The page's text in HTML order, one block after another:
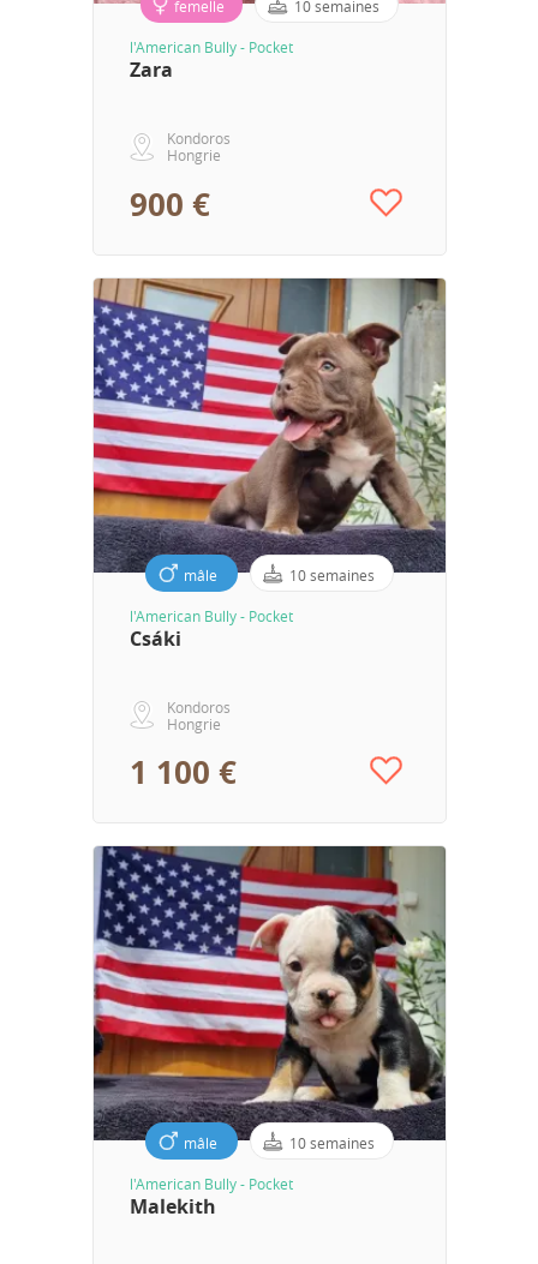
femelle 10 semaines
l'American Bully - Pocket
Zara
Kondoros
Hongrie
900 €
mâle 10 semaines
l'American Bully - Pocket
Csáki
Kondoros
Hongrie
1 100 €
mâle 10 semaines
l'American Bully - Pocket
Malekith